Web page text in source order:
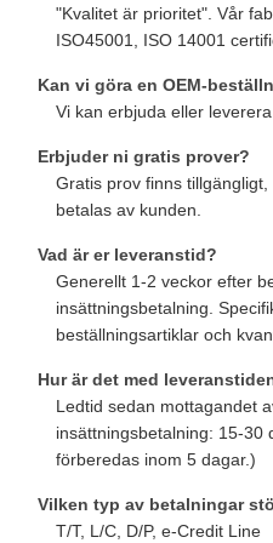
"Kvalitet är prioritet". Vår
ISO45001, ISO 14001
Kan vi göra en OEM-
Vi kan erbjuda eller
Erbjuder ni gratis prover?
Gratis prov finns
betalas av kunden.
Vad är er leveranstid?
Generellt 1-2 veckor efter
insättningsbetalning.
beställningsartiklar och
Hur är det med
Ledtid sedan mottagandet
insättningsbetalning: 15-30
förberedas inom 5 dagar.)
Vilken typ av betalningar
T/T, L/C, D/P, e-Credit Line